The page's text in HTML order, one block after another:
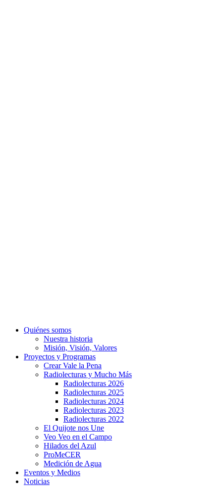
Quiénes somos
Nuestra historia
Misión, Visión, Valores
Proyectos y Programas
Crear Vale la Pena
Radiolecturas y Mucho Más
Radiolecturas 2026
Radiolecturas 2025
Radiolecturas 2024
Radiolecturas 2023
Radiolecturas 2022
El Quijote nos Une
Veo Veo en el Campo
Hilados del Azul
ProMeCER
Medición de Agua
Eventos y Medios
Noticias